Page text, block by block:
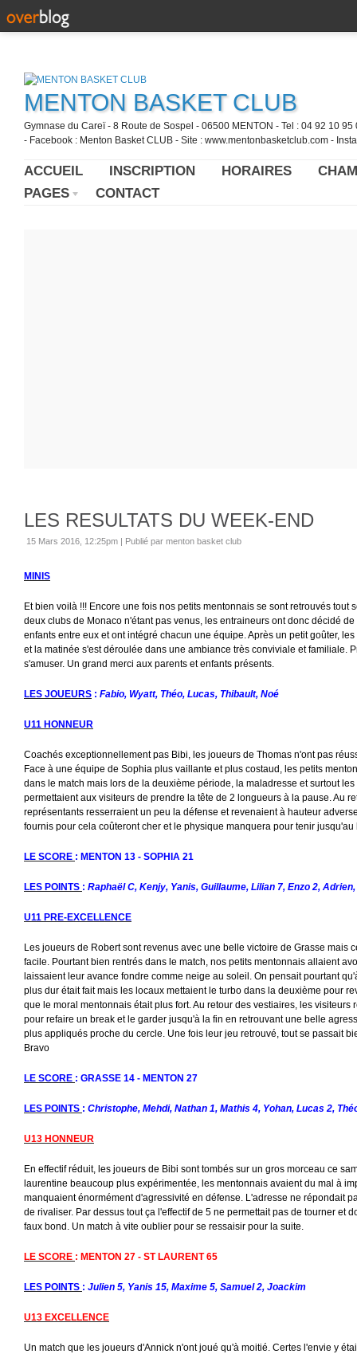
MENTON BASKET CLUB
Gymnase du Careï - 8 Route de Sospel - 06500 MENTON - Tel : 04 92 10
- Facebook : Menton Basket CLUB - Site : www.mentonbasketclub.com -
ACCUEIL INSCRIPTION HORAIRES
PAGES
CONTACT
LES RESULTATS DU WEEK-END
15 Mars 2016, 12:25pm | Publié par menton basket club
MINIS
Et bien voilà !!! Encore une fois nos petits mentonnais se sont retrouvés tout
deux clubs de Monaco n'étant pas venus, les entraineurs ont donc décidé
enfants entre eux et ont intégré chacun une équipe. Après un petit goûter,
et la matinée s'est déroulée dans une ambiance très conviviale et familiale.
s'amuser. Un grand merci aux parents et enfants présents.
LES JOUEURS : Fabio, Wyatt, Théo, Lucas, Thibault, Noé
U11 HONNEUR
Coachés exceptionnellement pas Bibi, les joueurs de Thomas n'ont pas
Face à une équipe de Sophia plus vaillante et plus costaud, les petits
dans le match mais lors de la deuxième période, la maladresse et surtout
permettaient aux visiteurs de prendre la tête de 2 longueurs à la pause. Au
représentants resserraient un peu la défense et revenaient à hauteur
fournis pour cela coûteront cher et le physique manquera pour tenir jusqu'au
LE SCORE : MENTON 13 - SOPHIA 21
LES POINTS : Raphaël C, Kenjy, Yanis, Guillaume, Lilian 7, Enzo 2,
U11 PRE-EXCELLENCE
Les joueurs de Robert sont revenus avec une belle victoire de Grasse mais
facile. Pourtant bien rentrés dans le match, nos petits mentonnais allaient
laissaient leur avance fondre comme neige au soleil. On pensait pourtant
plus dur était fait mais les locaux mettaient le turbo dans la deuxième pour
que le moral mentonnais était plus fort. Au retour des vestiaires, les visiteurs
pour refaire un break et le garder jusqu'à la fin en retrouvant une belle
plus appliqués proche du cercle. Une fois leur jeu retrouvé, tout se passait
Bravo
LE SCORE : GRASSE 14 - MENTON 27
LES POINTS : Christophe, Mehdi, Nathan 1, Mathis 4, Yohan, Lucas 2,
U13 HONNEUR
En effectif réduit, les joueurs de Bibi sont tombés sur un gros morceau ce
laurentine beaucoup plus expérimentée, les mentonnais avaient du mal à
manquaient énormément d'agressivité en défense. L'adresse ne répondait
de rivaliser. Par dessus tout ça l'effectif de 5 ne permettait pas de tourner et
faux bond. Un match à vite oublier pour se ressaisir pour la suite.
LE SCORE : MENTON 27 - ST LAURENT 65
LES POINTS : Julien 5, Yanis 15, Maxime 5, Samuel 2, Joackim
U13 EXCELLENCE
Un match que les joueurs d'Annick n'ont joué qu'à moitié. Certes l'envie y